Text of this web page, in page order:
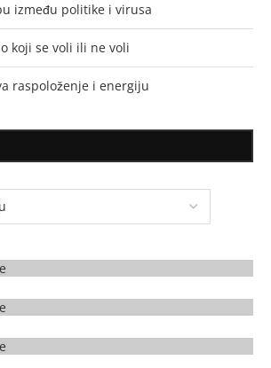
između politike i virusa
koji se voli ili ne voli
raspoloženje i energiju